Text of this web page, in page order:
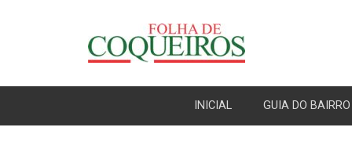
INICIAL GUIA DO BAIRRO